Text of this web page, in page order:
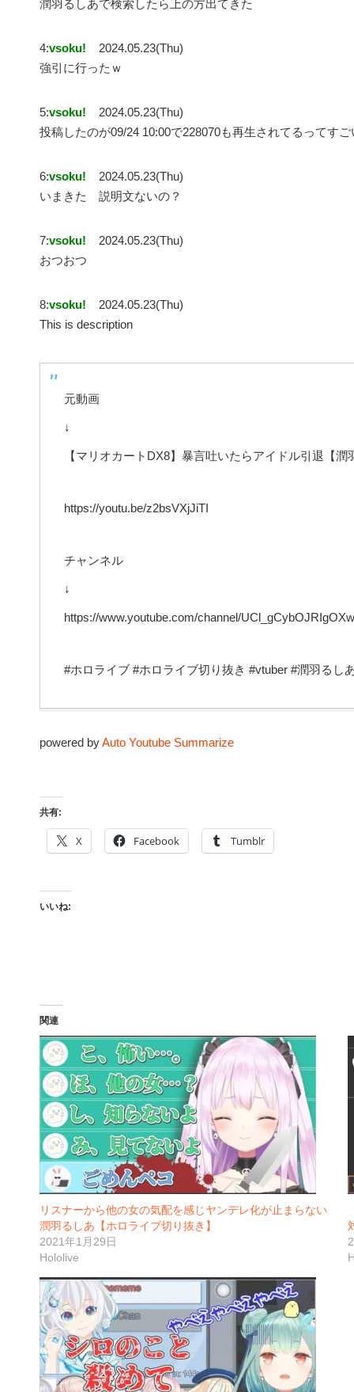
潤羽るしあで検索したら上の方出てきた
4:vsoku!
2024.05.23(Thu)
強引に行ったｗ
5:vsoku!
2024.05.23(Thu)
投稿したのが09/24 10:00で228070も再生されてるってすご
6:vsoku!
2024.05.23(Thu)
いまきた 説明文ないの？
7:vsoku!
2024.05.23(Thu)
おつおつ
8:vsoku!
2024.05.23(Thu)
This is description
元動画
↓
【マリオカートDX8】暴言吐いたらアイドル引退【
https://youtu.be/z2bsVXjJiTI
チャンネル
↓
https://www.youtube.com/channel/
#ホロライブ #ホロライブ切り抜き #vtuber #潤羽るし
powered byAuto Youtube Summarize
共有:
X Facebook Tumblr
いいね:
関連
リスナーから他の女の気配を感じヤンデレ化が止まらない
潤羽るしあ【ホロライブ切り抜き】
2021年1月29日
Hololive